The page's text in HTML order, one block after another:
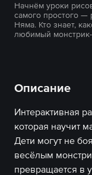
Начнём уроки
самого простого —
Няма. Кто знает,
любимый
Описание
Интерактивная
которая научит
Дети могут не
весёлым
превращается в